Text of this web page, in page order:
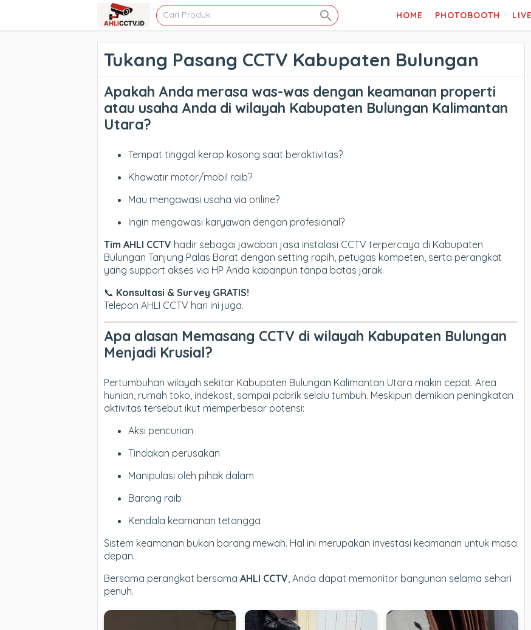
HOME PHOTOBOOTH
Tukang Pasang CCTV Kabupaten Bulungan
Apakah Anda merasa was-was dengan keamanan properti
atau usaha Anda di wilayah Kabupaten Bulungan Kalimantan
Utara?
Tempat tinggal kerap kosong saat beraktivitas?
Khawatir motor/mobil raib?
Mau mengawasi usaha via online?
Ingin mengawasi karyawan dengan profesional?
Tim AHLI CCTV hadir sebagai jawaban jasa instalasi CCTV terpercaya di Kabupaten
Bulungan Tanjung Palas Barat dengan setting rapih, petugas kompeten, serta perangkat
yang support akses via HP Anda kapanpun tanpa batas jarak.
📞 Konsultasi & Survey GRATIS!
Telepon AHLI CCTV hari ini juga.
Apa alasan Memasang CCTV di wilayah Kabupaten Bulungan
Menjadi Krusial?
Pertumbuhan wilayah sekitar Kabupaten Bulungan Kalimantan Utara makin cepat. Area
hunian, rumah toko, indekost, sampai pabrik selalu tumbuh. Meskipun demikian peningkatan
aktivitas tersebut ikut memperbesar potensi:
Aksi pencurian
Tindakan perusakan
Manipulasi oleh pihak dalam
Barang raib
Kendala keamanan tetangga
Sistem keamanan bukan barang mewah. Hal ini merupakan investasi keamanan untuk masa
depan.
Bersama perangkat bersama AHLI CCTV, Anda dapat memonitor bangunan selama sehari
penuh.